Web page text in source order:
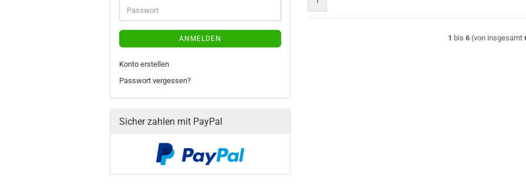
1 bis 6(von insgesamt
Passwort
ANMELDEN
Konto erstellen
Passwort vergessen?
Sicher zahlen mit PayPal